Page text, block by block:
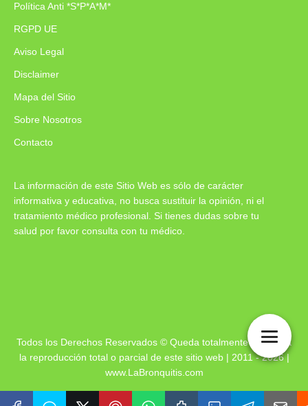
Política Anti *S*P*A*M*
RGPD UE
Aviso Legal
Disclaimer
Mapa del Sitio
Sobre Nosotros
Contacto
La información de este Sitio Web es sólo de carácter
informativa y educativa, no busca sustituir la opinión, ni el
tratamiento médico profesional. Si tienes dudas sobre tu
salud por favor consulta con tu médico.
Todos los Derechos Reservados © Queda totalmente prohibida
la reproducción total o parcial de este sitio web | 2011 - 2026 |
www.LaBronquitis.com